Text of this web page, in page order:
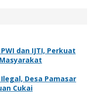
dan IJTI, Perkuat
Desa Pamasar
Cukai